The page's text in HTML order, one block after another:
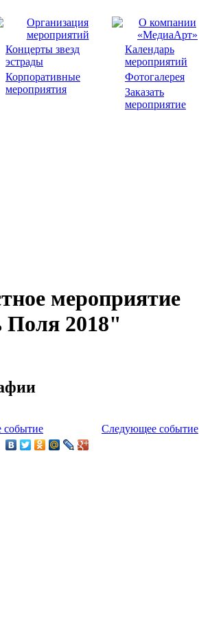
Организация
мероприятий
Концерты звезд
эстрады
Корпоративные
мероприятия
О компании
«МедиаАрт»
Календарь
мероприятий
Фотогалерея
Заказать
мероприятие
мероприятие
Поля 2018"
Следующее событие